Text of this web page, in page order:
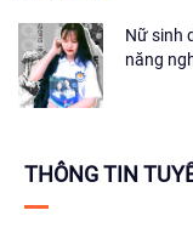
Nữ sinh
năng
THÔNG TIN